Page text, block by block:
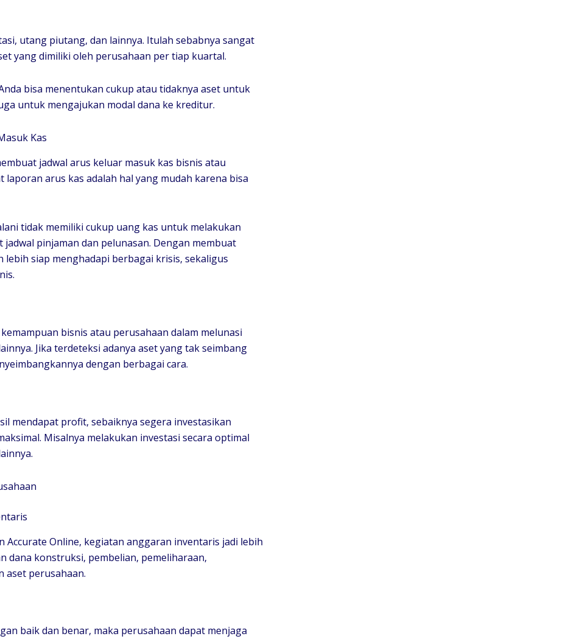
utang piutang, dan lainnya. Itulah sebabnya sangat
yang dimiliki oleh perusahaan per tiap kuartal.
bisa menentukan cukup atau tidaknya aset untuk
untuk mengajukan modal dana ke kreditur.
Kas
jadwal arus keluar masuk kas bisnis atau
laporan arus kas adalah hal yang mudah karena bisa
tidak memiliki cukup uang kas untuk melakukan
pinjaman dan pelunasan. Dengan membuat
lebih siap menghadapi berbagai krisis, sekaligus
bisnis atau perusahaan dalam melunasi
Jika terdeteksi adanya aset yang tak seimbang
dengan berbagai cara.
mendapat profit, sebaiknya segera investasikan
Misalnya melakukan investasi secara optimal
Accurate Online, kegiatan anggaran inventaris jadi lebih
dana konstruksi, pembelian, pemeliharaan,
aset perusahaan.
baik dan benar, maka perusahaan dapat menjaga